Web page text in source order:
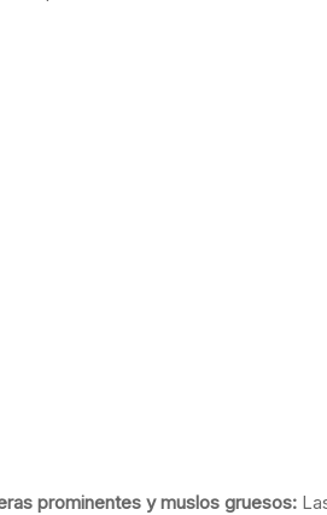
la altura de la rodilla son las más